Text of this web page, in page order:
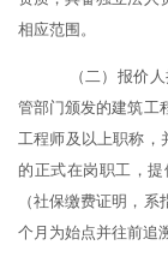
相应范围。
（二）报价
管部门颁发的建筑工
工程师及以上职称，
的正式在岗职工，
（社保缴费证明，
个月为始点并往前追